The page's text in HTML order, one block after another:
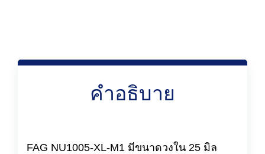
คำอธิบาย
FAG NU1005-XL-M1 มีขนาดวงใน 25 มิล